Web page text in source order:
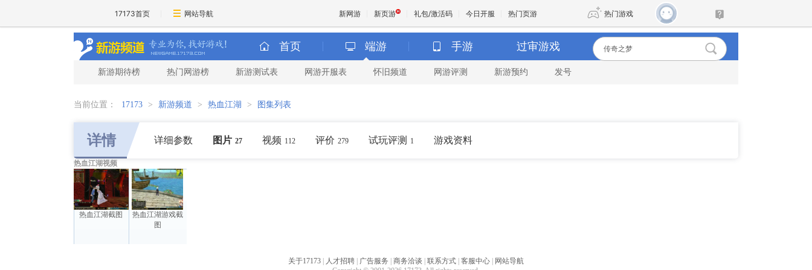
17173首页 网站导航 新网游 新页游 礼包/激活码 今日开服 热门页游 热门游戏
魔兽 DNF
首页 端游 手游 过审游戏
新游期待榜 热门网游榜 新游测试表 网游开服表 怀旧频道 网游评测 新游预约 发号
当前位置： 17173 > 新游频道 > 热血江湖 > 图集列表
详情 详细参数 图片 27 视频 112 评价 279 试玩评测 1 游戏资料
热血江湖视频
热血江湖截图
热血江湖游戏截
图
关于17173 人才招聘 广告服务 商务洽谈 联系方式 客服中心
网站导航